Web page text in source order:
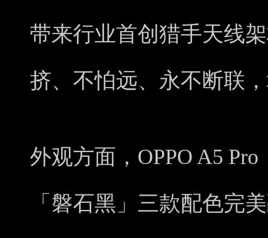
带来行业首创猎手天线
挤、不怕远、永不断联
外观方面，OPPO A5
「磐石黑」三款配色完